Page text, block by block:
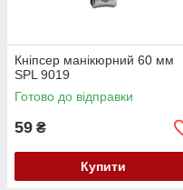
Кніпсер манікюрний 60 мм
SPL 9019
Готово до відправки
59 ₴
Купити